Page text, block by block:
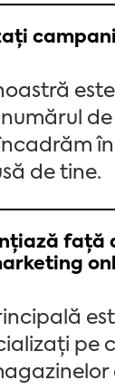
de
de tine.
față
pe